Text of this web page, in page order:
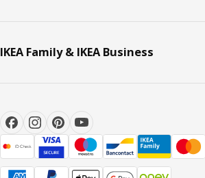
IKEA Family & IKEA Business